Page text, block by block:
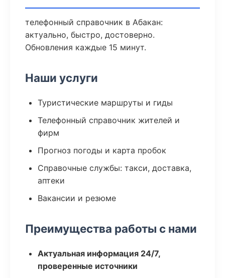
телефонный справочник в Абакан:
актуально, быстро, достоверно.
Обновления каждые 15 минут.
Наши услуги
Туристические маршруты и гиды
Телефонный справочник жителей и
фирм
Прогноз погоды и карта пробок
Справочные службы: такси, доставка,
аптеки
Вакансии и резюме
Преимущества работы с нами
Актуальная информация 24/7,
проверенные источники